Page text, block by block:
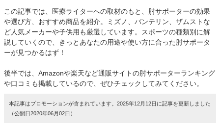
この記事では、医療ライターへの取材のもと、肘サポーターの効果
や選び方、おすすめ商品を紹介。ミズノ、バンテリン、ザムストな
ど人気メーカーや子供用も厳選しています。スポーツの種類別に解
説していくので、きっとあなたの用途や使い方に合った肘サポータ
ーが見つかるはず！
後半では、Amazonや楽天など通販サイトの肘サポーターランキング
や口コミも掲載しているので、ぜひチェックしてみてください。
本記事はプロモーションが含まれています。2025年12月12日に記事を更新しました
（公開日2020年06月02日）